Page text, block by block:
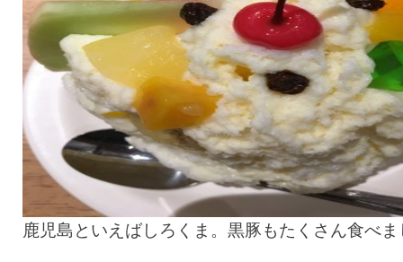
鹿児島といえばしろくま。黒豚もたくさん食べま